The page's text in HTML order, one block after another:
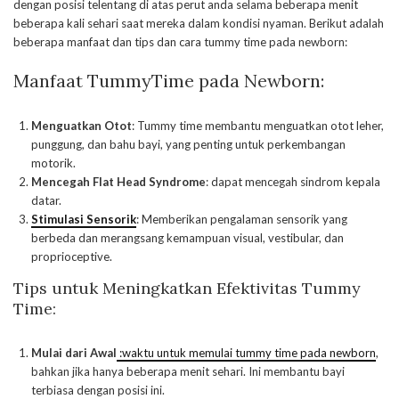
dengan posisi telentang di atas perut anda selama beberapa menit
beberapa kali sehari saat mereka dalam kondisi nyaman. Berikut adalah
beberapa manfaat dan tips dan cara tummy time pada newborn:
Manfaat TummyTime pada Newborn:
Menguatkan Otot: Tummy time membantu menguatkan otot leher,
punggung, dan bahu bayi, yang penting untuk perkembangan
motorik.
Mencegah Flat Head Syndrome: dapat mencegah sindrom kepala
datar.
Stimulasi Sensorik: Memberikan pengalaman sensorik yang
berbeda dan merangsang kemampuan visual, vestibular, dan
proprioceptive.
Tips untuk Meningkatkan Efektivitas Tummy
Time:
Mulai dari Awal :waktu untuk memulai tummy time pada newborn,
bahkan jika hanya beberapa menit sehari. Ini membantu bayi
terbiasa dengan posisi ini.